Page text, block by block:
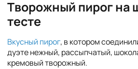
Творожный пирог на
тесте
Вкусный пирог, в котором
дуэте нежный, рассыпчатый,
кремовый творожный.